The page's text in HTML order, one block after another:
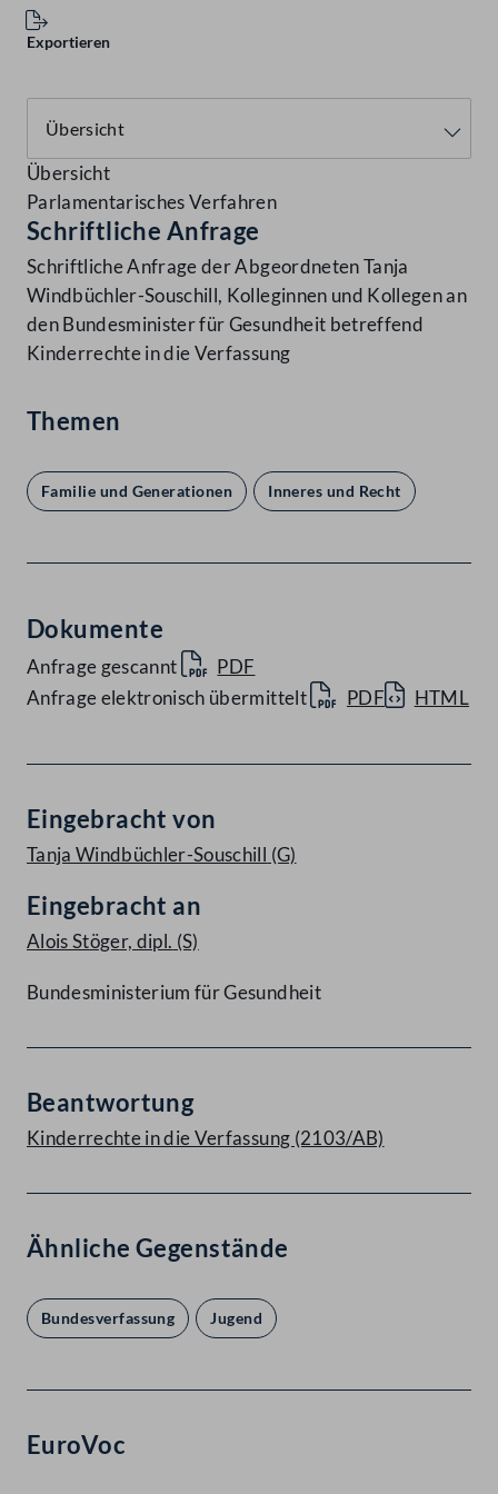
Exportieren
Übersicht
Parlamentarisches Verfahren
Schriftliche Anfrage
Schriftliche Anfrage der Abgeordneten Tanja
Windbüchler-Souschill, Kolleginnen und Kollegen an
den Bundesminister für Gesundheit betreffend
Kinderrechte in die Verfassung
Themen
Familie und Generationen Inneres und Recht
Dokumente
Anfrage gescannt
PDF
Anfrage elektronisch übermittelt
PDF HTML
Eingebracht von
Tanja Windbüchler-Souschill (G)
Eingebracht an
Alois Stöger, dipl. (S)
Bundesministerium für Gesundheit
Beantwortung
Kinderrechte in die Verfassung (2103/AB)
Ähnliche Gegenstände
Bundesverfassung Jugend
EuroVoc